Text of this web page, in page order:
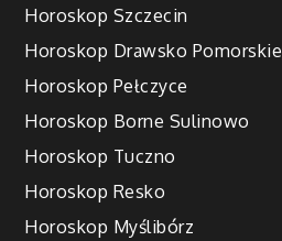
Horoskop Szczecin
Horoskop Drawsko Pomorskie
Horoskop Pełczyce
Horoskop Borne Sulinowo
Horoskop Tuczno
Horoskop Resko
Horoskop Myślibórz